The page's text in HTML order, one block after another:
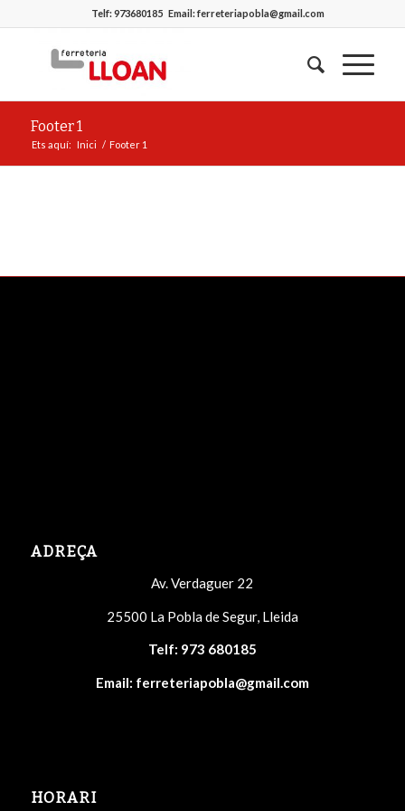
Telf:973680185Email:ferreteriapobla@gmail.com
Footer 1
Ets aquí: Inici / Footer 1
ADREÇA
Av. Verdaguer 22
25500 La Pobla de Segur, Lleida
Telf: 973 680185
Email: ferreteriapobla@gmail.com
HORARI